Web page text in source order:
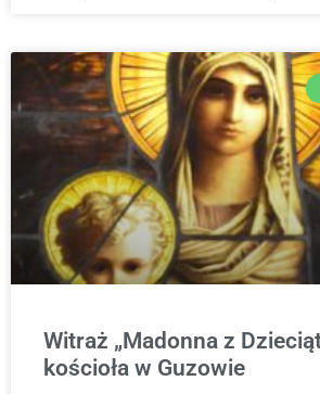
Witraż „Madonna z
kościoła w Guzowie